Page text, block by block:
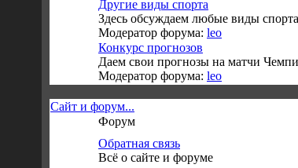
Другие виды спорта
Здесь обсуждаем любые виды
Модератор форума: leo
Конкурс прогнозов
Даем свои прогнозы на матчи
Модератор форума: leo
Сайт и форум...
Форум
Обратная связь
Всё о сайте и форуме